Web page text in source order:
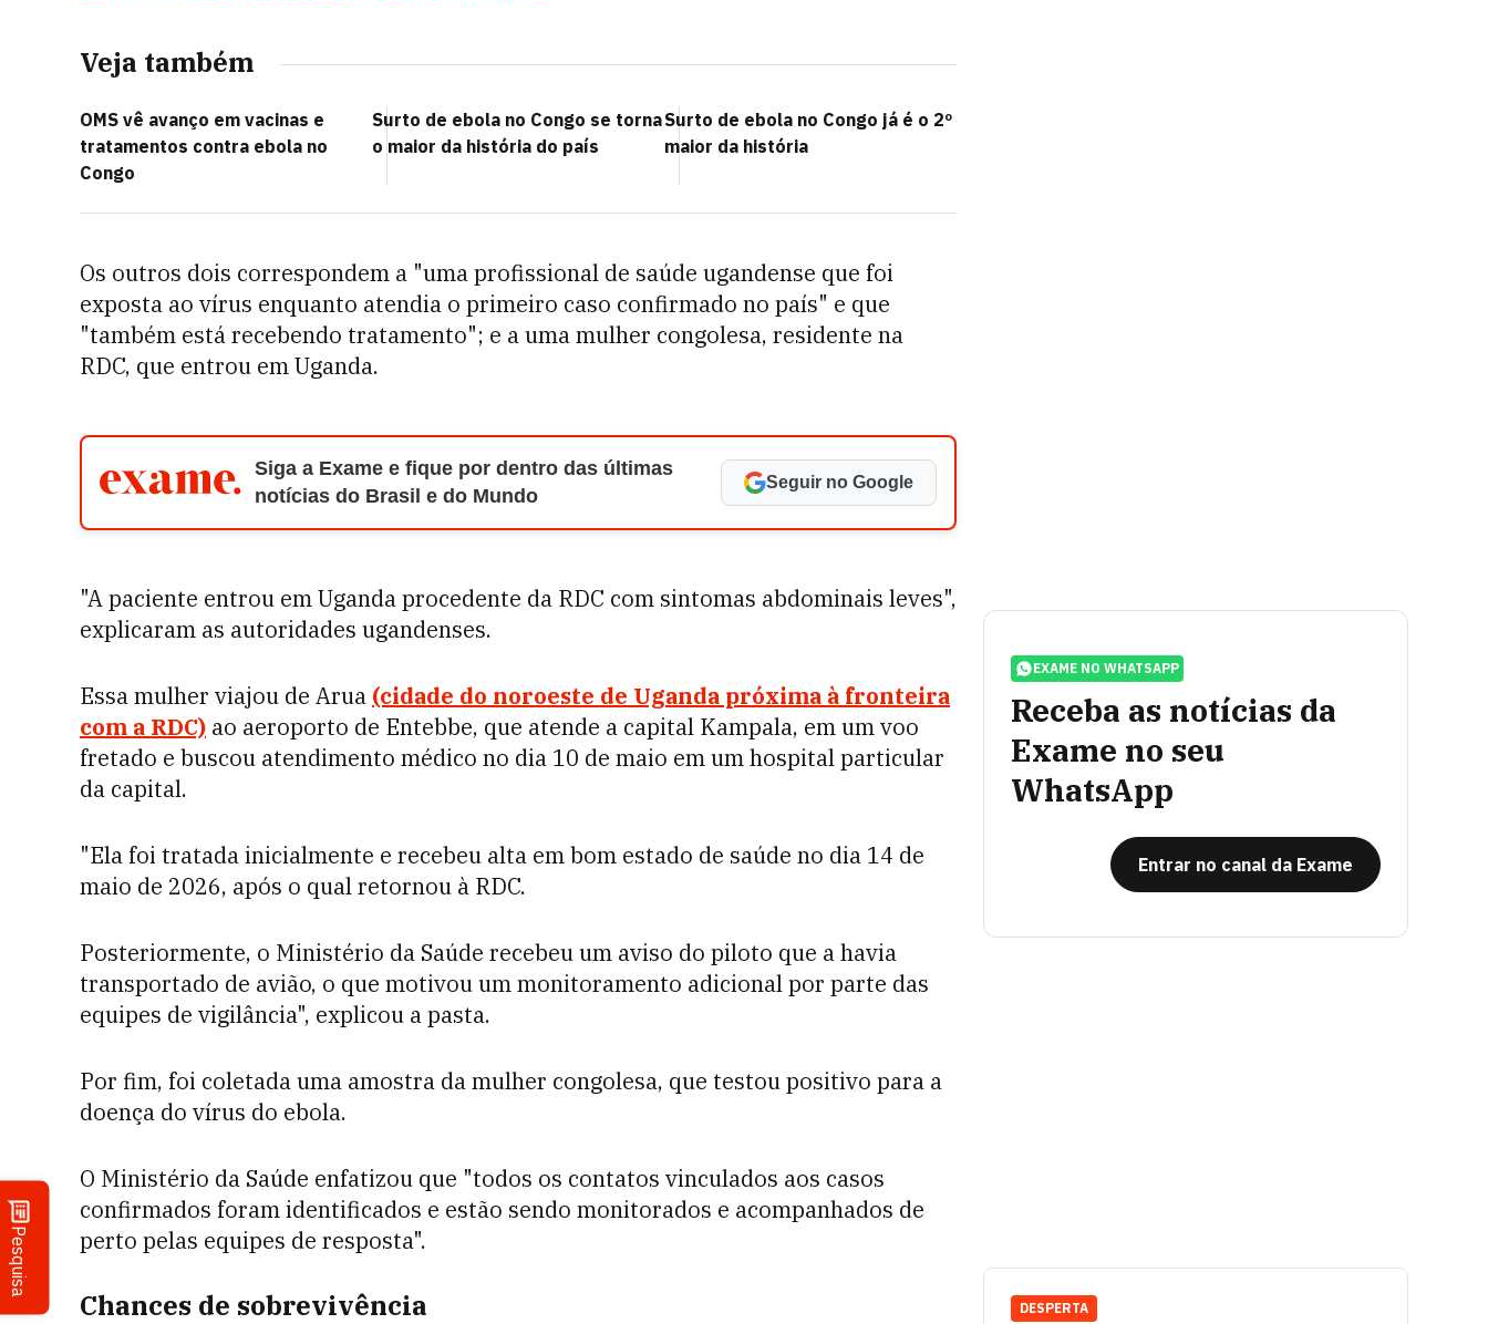
Pesquisa
Veja também
OMS vê avanço em vacinas e
tratamentos contra ebola no
Congo
Surto de ebola no Congo se torna
o maior da história do país
Surto de ebola no Congo já é o 2º
maior da história
Os outros dois correspondem a "uma profissional de saúde ugandense que foi
exposta ao vírus enquanto atendia o primeiro caso confirmado no país" e que
"também está recebendo tratamento"; e a uma mulher congolesa, residente na
RDC, que entrou em Uganda.
Siga a Exame e fique por dentro das últimas
notícias do Brasil e do Mundo
Seguir no Google
"A paciente entrou em Uganda procedente da RDC com sintomas abdominais leves",
explicaram as autoridades ugandenses.
Essa mulher viajou de Arua (cidade do noroeste de Uganda próxima à fronteira
com a RDC) ao aeroporto de Entebbe, que atende a capital Kampala, em um voo
fretado e buscou atendimento médico no dia 10 de maio em um hospital particular
da capital.
"Ela foi tratada inicialmente e recebeu alta em bom estado de saúde no dia 14 de
maio de 2026, após o qual retornou à RDC.
Posteriormente, o Ministério da Saúde recebeu um aviso do piloto que a havia
transportado de avião, o que motivou um monitoramento adicional por parte das
equipes de vigilância", explicou a pasta.
Por fim, foi coletada uma amostra da mulher congolesa, que testou positivo para a
doença do vírus do ebola.
O Ministério da Saúde enfatizou que "todos os contatos vinculados aos casos
confirmados foram identificados e estão sendo monitorados e acompanhados de
perto pelas equipes de resposta".
Chances de sobrevivência
EXAME NO WHATSAPP
Receba as notícias da
Exame no seu
WhatsApp
Entrar no canal da Exame
DESPERTA